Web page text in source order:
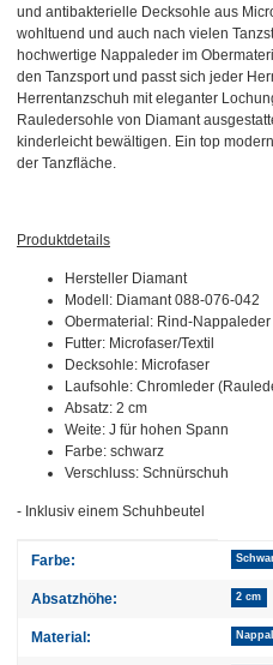
und antibakterielle Decksohle aus
wohltuend und auch nach vielen
hochwertige Nappaleder im
den Tanzsport und passt sich jeder
Herrentanzschuh mit eleganter
Rauledersohle von Diamant
kinderleicht bewältigen. Ein top
der Tanzfläche.
Produktdetails
Hersteller Diamant
Modell: Diamant 088-076-042
Obermaterial: Rind-Nappaleder
Futter: Microfaser/Textil
Decksohle: Microfaser
Laufsohle: Chromleder
Absatz: 2 cm
Weite: J für hohen Spann
Farbe: schwarz
Verschluss: Schnürschuh
- Inklusiv einem Schuhbeutel
Produkteigenschaft
Wert
Farbe:
Absatzhöhe: 2 cm
Material: